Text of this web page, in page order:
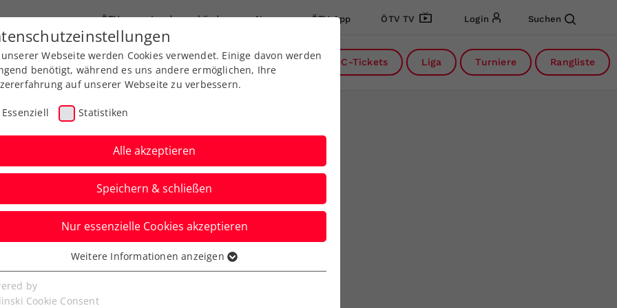
ÖTV Landesverbände News ÖTV App ÖTV TV Login Suchen
Ausbildung Services Über uns FAQ DC-Tickets Liga Turniere Rangliste
1. Fortbildung mit
Webseite werden Cookies verwendet. Einige davon werden
benötigt, während es uns andere ermöglichen, Ihre
auf unserer Webseite zu verbessern.
Essenziell Statistiken
Alle akzeptieren
Speichern & schließen
Nur essenzielle Cookies akzeptieren
Cookies werden für grundlegende Funktionen der
benötigt. Dadurch ist gewährleistet, dass die Webseite
Weitere Informationen anzeigen
by
Cookie Consent